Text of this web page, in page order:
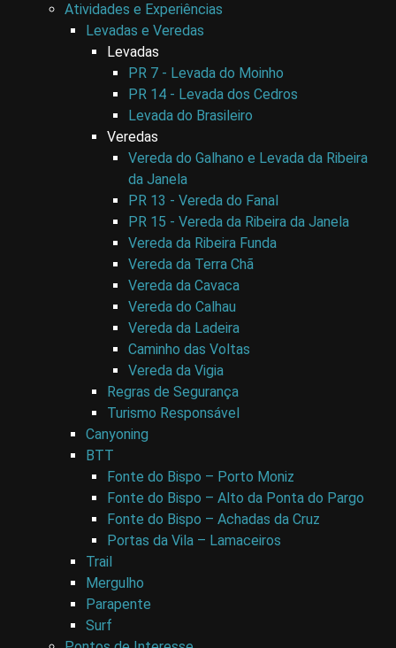
Atividades e Experiências
Levadas e Veredas
Levadas
PR 7 - Levada do Moinho
PR 14 - Levada dos Cedros
Levada do Brasileiro
Veredas
Vereda do Galhano e Levada da Ribeira
da Janela
PR 13 - Vereda do Fanal
PR 15 - Vereda da Ribeira da Janela
Vereda da Ribeira Funda
Vereda da Terra Chã
Vereda da Cavaca
Vereda do Calhau
Vereda da Ladeira
Caminho das Voltas
Vereda da Vigia
Regras de Segurança
Turismo Responsável
Canyoning
BTT
Fonte do Bispo – Porto Moniz
Fonte do Bispo – Alto da Ponta do Pargo
Fonte do Bispo – Achadas da Cruz
Portas da Vila – Lamaceiros
Trail
Mergulho
Parapente
Surf